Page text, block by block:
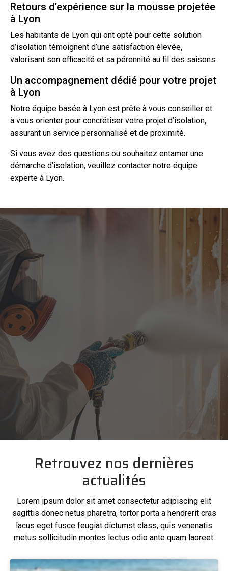
Retours d’expérience sur la mousse projetée
à Lyon
Les habitants de Lyon qui ont opté pour cette solution
d’isolation témoignent d’une satisfaction élevée,
valorisant son efficacité et sa pérennité au fil des saisons.
Un accompagnement dédié pour votre projet
à Lyon
Notre équipe basée à Lyon est prête à vous conseiller et
à vous orienter pour concrétiser votre projet d’isolation,
assurant un service personnalisé et de proximité.
Si vous avez des questions ou souhaitez entamer une
démarche d’isolation, veuillez contacter notre équipe
experte à Lyon.
Retrouvez nos dernières
actualités
Lorem ipsum dolor sit amet consectetur adipiscing elit
sagittis donec netus pharetra, tortor porta a hendrerit cras
lacus eget fusce feugiat dictumst class, quis venenatis
metus sollicitudin montes lectus odio ante quam laoreet.